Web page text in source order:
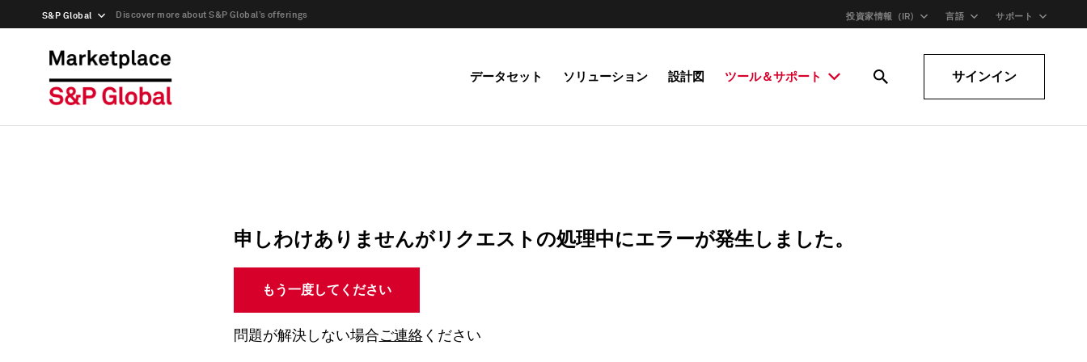
S&P Global Discover more about S&P Global’s offerings 投資家情報（IR) 言語 サポート
データセット ソリューション 設計図 ツール＆サポート サインイン
申しわけありませんがリクエストの処理中にエラーが発生しました。
もう一度してください
問題が解決しない場合ご連絡 ください